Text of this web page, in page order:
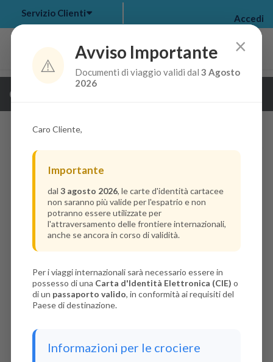
my bookings >
Servizio Clienti Accedi
Guarda i dettagli della crociera
×
⚠️
Avviso Importante
Documenti di viaggio validi dal3 Agosto
2026
Caro Cliente,
Importante
dal 3 agosto 2026, le carte d'identità cartacee
non saranno più valide per l'espatrio e non
potranno essere utilizzate per
l'attraversamento delle frontiere internazionali,
anche se ancora in corso di validità.
Per i viaggi internazionali sarà necessario essere in
possesso di una Carta d'Identità Elettronica (CIE) o
di un passaporto valido, in conformità ai requisiti del
Paese di destinazione.
Informazioni per le crociere